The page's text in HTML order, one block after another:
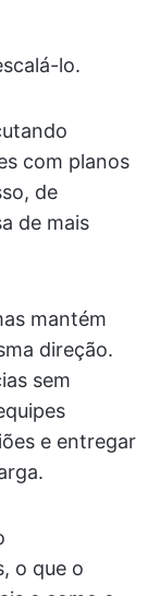
lo.
com planos
de
de mais
mantém
direção.
sem
e entregar
o que o